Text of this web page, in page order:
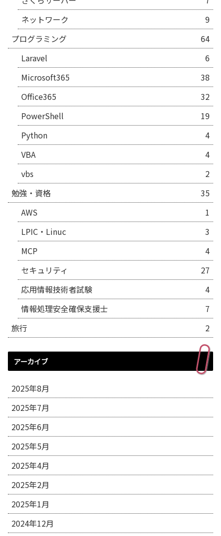
ネットワーク
9
プログラミング
64
Laravel
6
Microsoft365
38
Office365
32
PowerShell
19
Python
4
VBA
4
vbs
2
勉強・資格
35
AWS
1
LPIC・Linuc
3
MCP
4
セキュリティ
27
応用情報技術者試験
4
情報処理安全確保支援士
7
旅行
2
アーカイブ
2025年8月
2025年7月
2025年6月
2025年5月
2025年4月
2025年2月
2025年1月
2024年12月